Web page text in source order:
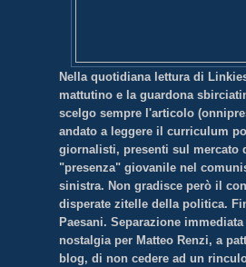
Nella quotidiana lettura di
mattutino e la guardona
scelgo sempre l'articolo
andato a leggere il curriculum
giornalisti, presenti sul mercato
"presenza" giovanile nel
sinistra. Non gradisce però il
disperate zitelle della politica.
Paesani. Separazione
nostalgia per Matteo Renzi, a
blog, di non cedere ad un